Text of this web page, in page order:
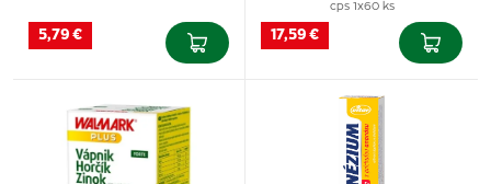
5,79 €
cps 1x60 ks
17,59 €